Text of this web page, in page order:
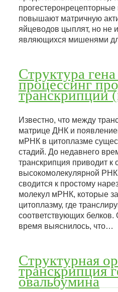
повышают матричную
яйцеводов цыплят, но не
являющихся мишенями
Структура
процессинг
Известно, что между
матрице ДНК и
мРНК в цитоплазме
стадий. До недавнего
транскрипция приводит к
высокомолекулярной
сводится к простому
молекул мРНК, которые
цитоплазму, где
соответствующих
время выяснилось, что…
Структурная
транскрипция
овальбумина